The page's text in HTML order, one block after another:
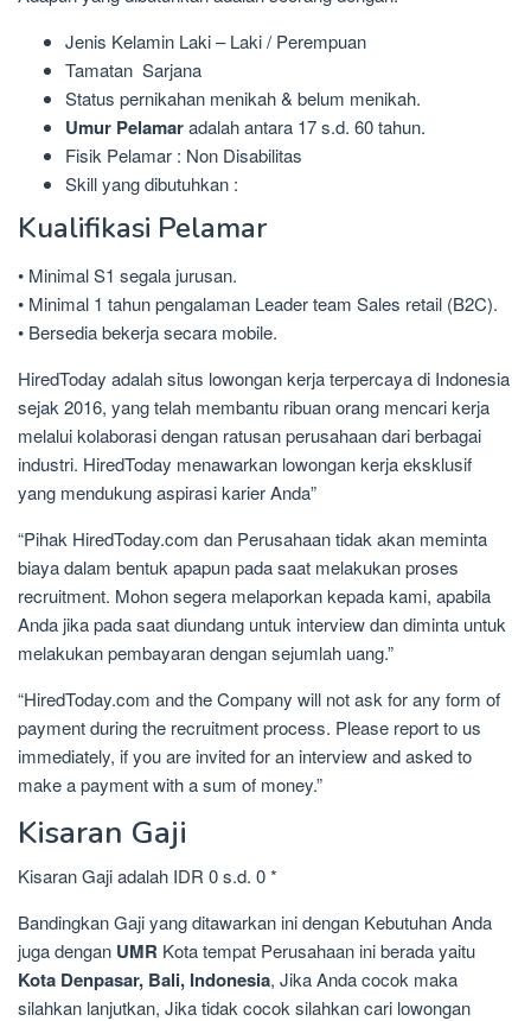
Jenis Kelamin Laki – Laki / Perempuan
Tamatan Sarjana
Status pernikahan menikah & belum menikah.
Umur Pelamaradalah antara 17 s.d. 60 tahun.
Fisik Pelamar : Non Disabilitas
Skill yang dibutuhkan :
Kualifikasi Pelamar
• Minimal S1 segala jurusan.
• Minimal 1 tahun pengalaman Leader team Sales retail (B2C).
• Bersedia bekerja secara mobile.
HiredToday adalah situs lowongan kerja terpercaya di Indonesia
sejak 2016, yang telah membantu ribuan orang mencari kerja
melalui kolaborasi dengan ratusan perusahaan dari berbagai
industri. HiredToday menawarkan lowongan kerja eksklusif
yang mendukung aspirasi karier Anda”
“Pihak HiredToday.com dan Perusahaan tidak akan meminta
biaya dalam bentuk apapun pada saat melakukan proses
recruitment. Mohon segera melaporkan kepada kami, apabila
Anda jika pada saat diundang untuk interview dan diminta untuk
melakukan pembayaran dengan sejumlah uang.”
“HiredToday.com and the Company will not ask for any form of
payment during the recruitment process. Please report to us
immediately, if you are invited for an interview and asked to
make a payment with a sum of money.”
Kisaran Gaji
Kisaran Gaji adalah IDR 0 s.d. 0 *
Bandingkan Gaji yang ditawarkan ini dengan Kebutuhan Anda
juga dengan UMR Kota tempat Perusahaan ini berada yaitu
Kota Denpasar, Bali, Indonesia, Jika Anda cocok maka
silahkan lanjutkan, Jika tidak cocok silahkan cari lowongan